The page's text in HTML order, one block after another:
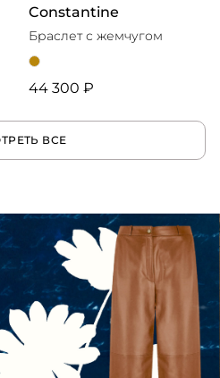
Constantine
Браслет с жемчугом
44 300 ₽
ВСЕ